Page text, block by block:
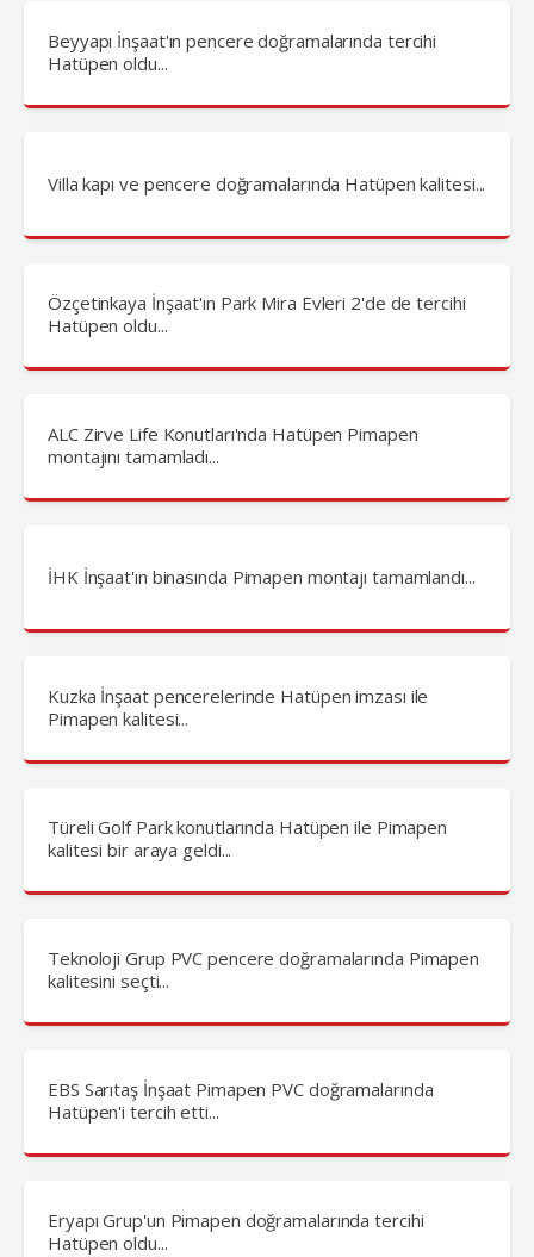
Beyyapı İnşaat'ın pencere doğramalarında tercihi
Hatüpen oldu...
Villa kapı ve pencere doğramalarında Hatüpen kalitesi...
Özçetinkaya İnşaat'ın Park Mira Evleri 2'de de tercihi
Hatüpen oldu...
ALC Zirve Life Konutları'nda Hatüpen Pimapen
montajını tamamladı...
İHK İnşaat'ın binasında Pimapen montajı tamamlandı...
Kuzka İnşaat pencerelerinde Hatüpen imzası ile
Pimapen kalitesi...
Türeli Golf Park konutlarında Hatüpen ile Pimapen
kalitesi bir araya geldi...
Teknoloji Grup PVC pencere doğramalarında Pimapen
kalitesini seçti...
EBS Sarıtaş İnşaat Pimapen PVC doğramalarında
Hatüpen'i tercih etti...
Eryapı Grup'un Pimapen doğramalarında tercihi
Hatüpen oldu...